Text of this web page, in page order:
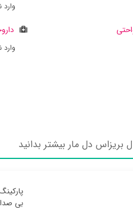
بریزاس دل مار بیشتر بدانید
بی